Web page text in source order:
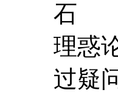
石
理惑
过疑